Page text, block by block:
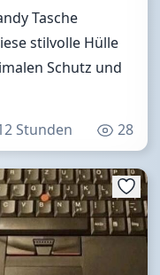
Tasche
stilvolle Hülle
Schutz und
Stunden 28